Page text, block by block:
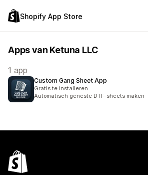
Shopify App Store
Apps van Ketuna LLC
1 app
Custom Gang Sheet App
Gratis te installeren
Automatisch geneste DTF-sheets maken